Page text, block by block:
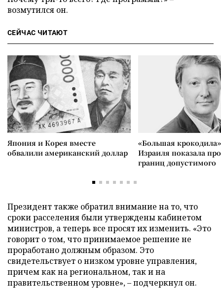
возмутился он.
СЕЙЧАС ЧИТАЮТ
Япония и Корея вместе
обвалили американский доллар
«Большая
Израиля показала
границ допустимого
Президент также обратил внимание на то, что
сроки расселения были утверждены кабинетом
министров, а теперь все просят их изменить. «Это
говорит о том, что принимаемое решение не
проработано должным образом. Это
свидетельствует о низком уровне управления,
причем как на региональном, так и на
правительственном уровне»,–подчеркнул он.